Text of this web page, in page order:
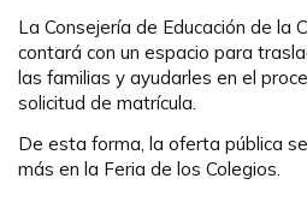
La Consejería de Educación de la
contará con un espacio para
las familias y ayudarles en el
solicitud de matrícula.
De esta forma, la oferta pública
más en la Feria de los Colegios.